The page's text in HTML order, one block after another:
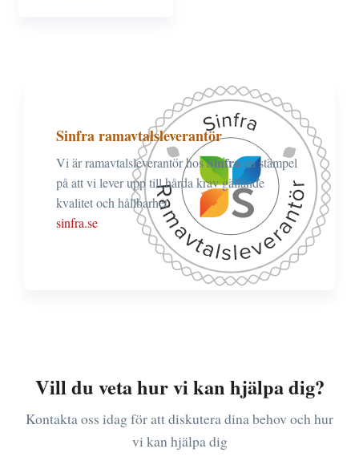
Sinfra ramavtalsleverantör
Vi är ramavtalsleverantör hosSinfraen stämpel
på att vi lever upp till hårda krav gällande
kvalitet och hållbarhet.
sinfra.se
Vill du veta hur vi kan hjälpa dig?
Kontakta oss idag för att diskutera dina behov och hur
vi kan hjälpa dig